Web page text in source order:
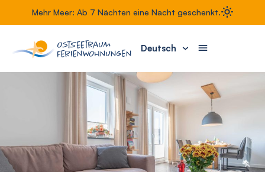
Mehr Meer: Ab 7 Nächten eine Nacht geschenkt.
Deutsch